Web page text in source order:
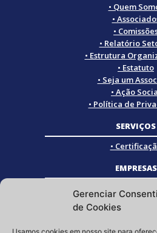
Gerenciar
de Cookies
• Quem
•
•
• Relatório
• Estrutura
• Estatuto
• Seja um
• Ação
• Política de
SERVIÇOS
•
EMPRESAS
• Empresas
• Empresas
• Empresas